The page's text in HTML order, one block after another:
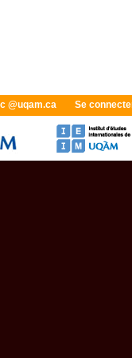
@uqam.ca Se